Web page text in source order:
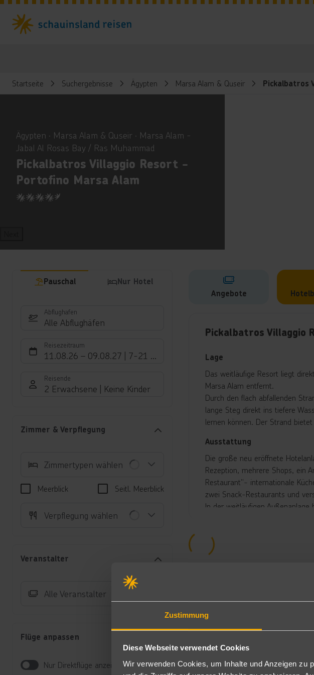
Zustimmung
Diese Webseite verwendet Cookies
Wir verwenden Cookies, um Inhalte und Anzeigen zu
Startseite Suchergebnisse Ägypten Marsa Alam & Quseir Pickalbatros
Ägypten ∙ Marsa Alam & Quseir ∙ Marsa Alam -
Jabal Al Rosas Bay / Ras Muhammad
Pickalbatros Villaggio Resort -
Portofino Marsa Alam
4.5
Pauschal Nur Hotel
Abflughafen
Alle Abflughäfen
Reisezeitraum
11.08.26 – 09.08.27 7-21 Nächte
Reisende
2 Erwachsene Keine Kinder
Zimmer & Verpflegung
Zimmertypen wählen
Meerblick Seitl. Meerblick
Verpflegung wählen
Veranstalter
Alle Veranstalter
Flüge anpassen
Nur Direktflüge anzeigen
Angebote
Pickalbatros Villaggio
Lage
Das weitläufige Resort liegt
Marsa Alam entfernt.
Durch den flach abfallenden
lange Steg direkt ins tiefere
lernen können. Der Strand
Ausstattung
Die große neu eröffnete
Rezeption, mehrere Shops, ein
Restaurant"- internationale
zwei Snack-Restaurants und
In der weitläufigen
Liegen, Schirme, Auflagen und
Die Kunden des "Pickalbatros
Doppelzimmer: Die
Minibar (nur Wasser
Einzelbelegung mit Meerblick
Dusche/WC, Föhn, Safe,